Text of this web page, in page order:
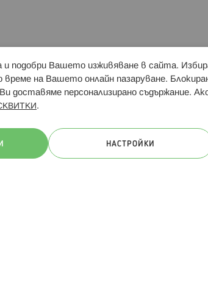
Hippoland.ro Последвайте ни:
и подобри Вашето изживяване в сайта.
на Вашето онлайн пазаруване.
доставяме персонализирано съдържание.
.
НАСТРОЙКИ